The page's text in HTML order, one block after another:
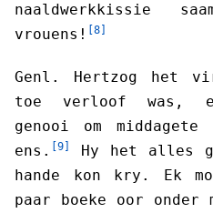
naaldwerkkissie
vrouens!
[8]
Genl. Hertzog het
toe verloof was,
genooi om
ens.
[9]
Hy het alles
hande kon kry. Ek
paar boeke oor onder